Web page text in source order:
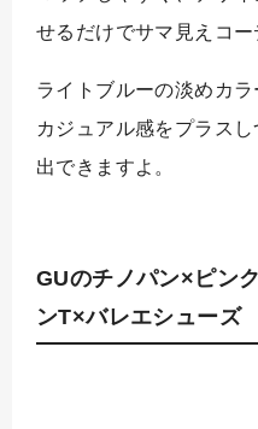
せるだけでサマ見えコー
ライトブルーの淡めカ
カジュアル感をプラス
出できますよ。
GUのチノパン×ピン
ンT×バレエシューズ